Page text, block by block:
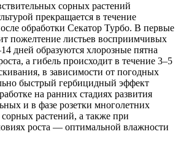
сорных растений
прекращается в течение
обработки Секатор Турбо. В первые
пожелтение листьев восприимчивых
дней образуются хлорозные пятна
а гибель происходит в течение 3–5
в зависимости от погодных
быстрый гербицидный эффект
на ранних стадиях развития
и в фазе розетки многолетних
растений, а также при
роста — оптимальной влажности